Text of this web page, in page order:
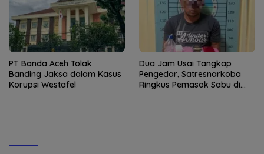
PT Banda Aceh Tolak
Banding Jaksa dalam Kasus
Korupsi Westafel
Dua Jam Usai Tangkap
Pengedar, Satresnarkoba
Ringkus Pemasok Sabu di